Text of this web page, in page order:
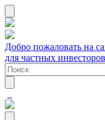
Добро пожаловать на
для частных